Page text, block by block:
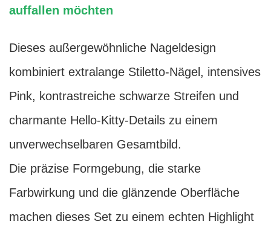
auffallen möchten
Dieses außergewöhnliche Nageldesign
kombiniert extralange Stiletto-Nägel, intensives
Pink, kontrastreiche schwarze Streifen und
charmante Hello-Kitty-Details zu einem
unverwechselbaren Gesamtbild.
Die präzise Formgebung, die starke
Farbwirkung und die glänzende Oberfläche
machen dieses Set zu einem echten Highlight